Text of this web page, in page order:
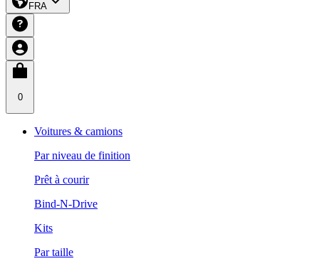
FRA
0
Voitures & camions
Par niveau de finition
Prêt à courir
Bind-N-Drive
Kits
Par taille